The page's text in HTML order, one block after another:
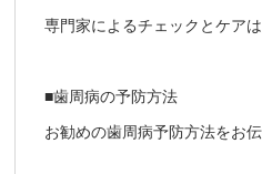
専門家によるチェックとケアは
■歯周病の予防方法
お勧めの歯周病予防方法をお伝